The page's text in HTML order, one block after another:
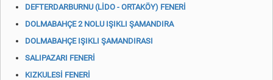
DEFTERDARBURNU (LİDO - ORTAKÖY) FENERİ
DOLMABAHÇE 2 NOLU IŞIKLI ŞAMANDIRA
DOLMABAHÇE IŞIKLI ŞAMANDIRASI
SALIPAZARI FENERİ
KIZKULESİ FENERİ